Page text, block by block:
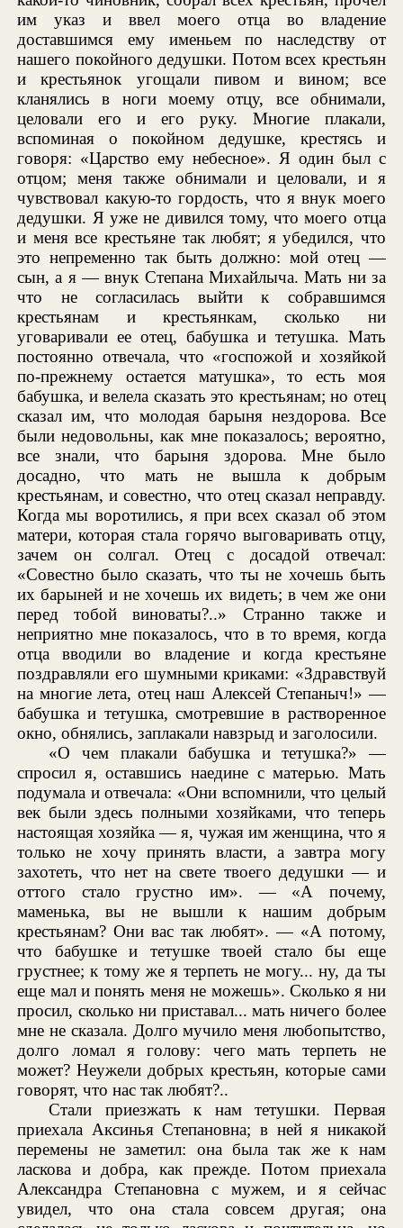
им указ и ввел моего отца во владение
доставшимся ему именьем по наследству от
нашего покойного дедушки. Потом всех крестьян
и крестьянок угощали пивом и вином; все
кланялись в ноги моему отцу, все обнимали,
целовали его и его руку. Многие плакали,
вспоминая о покойном дедушке, крестясь и
говоря: «Царство ему небесное». Я один был с
отцом; меня также обнимали и целовали, и я
чувствовал какую-то гордость, что я внук моего
дедушки. Я уже не дивился тому, что моего отца
и меня все крестьяне так любят; я убедился, что
это непременно так быть должно: мой отец —
сын, а я — внук Степана Михайлыча. Мать ни за
что не согласилась выйти к собравшимся
крестьянам и крестьянкам, сколько ни
уговаривали ее отец, бабушка и тетушка. Мать
постоянно отвечала, что «госпожой и хозяйкой
по-прежнему остается матушка», то есть моя
бабушка, и велела сказать это крестьянам; но отец
сказал им, что молодая барыня нездорова. Все
были недовольны, как мне показалось; вероятно,
все знали, что барыня здорова. Мне было
досадно, что мать не вышла к добрым
крестьянам, и совестно, что отец сказал неправду.
Когда мы воротились, я при всех сказал об этом
матери, которая стала горячо выговаривать отцу,
зачем он солгал. Отец с досадой отвечал:
«Совестно было сказать, что ты не хочешь быть
их барыней и не хочешь их видеть; в чем же они
перед тобой виноваты?..» Странно также и
неприятно мне показалось, что в то время, когда
отца вводили во владение и когда крестьяне
поздравляли его шумными криками: «Здравствуй
на многие лета, отец наш Алексей Степаныч!» —
бабушка и тетушка, смотревшие в растворенное
окно, обнялись, заплакали навзрыд и заголосили.
«О чем плакали бабушка и тетушка?» —
спросил я, оставшись наедине с матерью. Мать
подумала и отвечала: «Они вспомнили, что целый
век были здесь полными хозяйками, что теперь
настоящая хозяйка — я, чужая им женщина, что я
только не хочу принять власти, а завтра могу
захотеть, что нет на свете твоего дедушки — и
оттого стало грустно им». — «А почему,
маменька, вы не вышли к нашим добрым
крестьянам? Они вас так любят». — «А потому,
что бабушке и тетушке твоей стало бы еще
грустнее; к тому же я терпеть не могу... ну, да ты
еще мал и понять меня не можешь». Сколько я ни
просил, сколько ни приставал... мать ничего более
мне не сказала. Долго мучило меня любопытство,
долго ломал я голову: чего мать терпеть не
может? Неужели добрых крестьян, которые сами
говорят, что нас так любят?..
Стали приезжать к нам тетушки. Первая
приехала Аксинья Степановна; в ней я никакой
перемены не заметил: она была так же к нам
ласкова и добра, как прежде. Потом приехала
Александра Степановна с мужем, и я сейчас
увидел, что она стала совсем другая; она